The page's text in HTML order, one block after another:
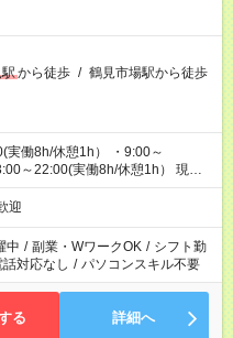
から徒歩 / 鶴見市場駅から徒歩
働8h/休憩1h） ・9:00～
22:00(実働8h/休憩1h） 現場
によって勤務開始時間は異なります！ 休憩1時間あり
迎
中 / 副業・WワークOK / シフト勤
話対応なし / パソコンスキル不要
る 詳細へ